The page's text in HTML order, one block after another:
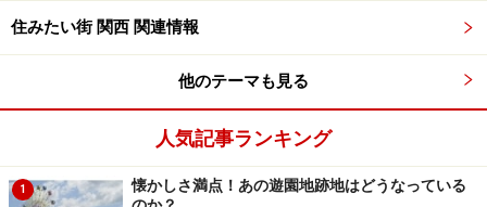
が無料。５歳児から小学校に就学するまでの間は、入院
した場合のみ、医療費（保険診療分）と入院時食事療養
療費全額補助、親の収入制限もなしといった、他の自治
体では考えられない条件です。
住みたい街 関西 関連情報
他のテーマも見る
人気記事ランキング
1
懐かしさ満点！あの遊園地跡地はどうなっている